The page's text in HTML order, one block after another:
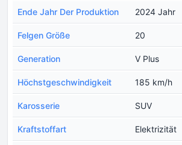
Ende Jahr Der Produktion 2024 Jahr
Felgen Größe 20
Generation V Plus
Höchstgeschwindigkeit 185 km/h
Karosserie SUV
Kraftstoffart Elektrizität